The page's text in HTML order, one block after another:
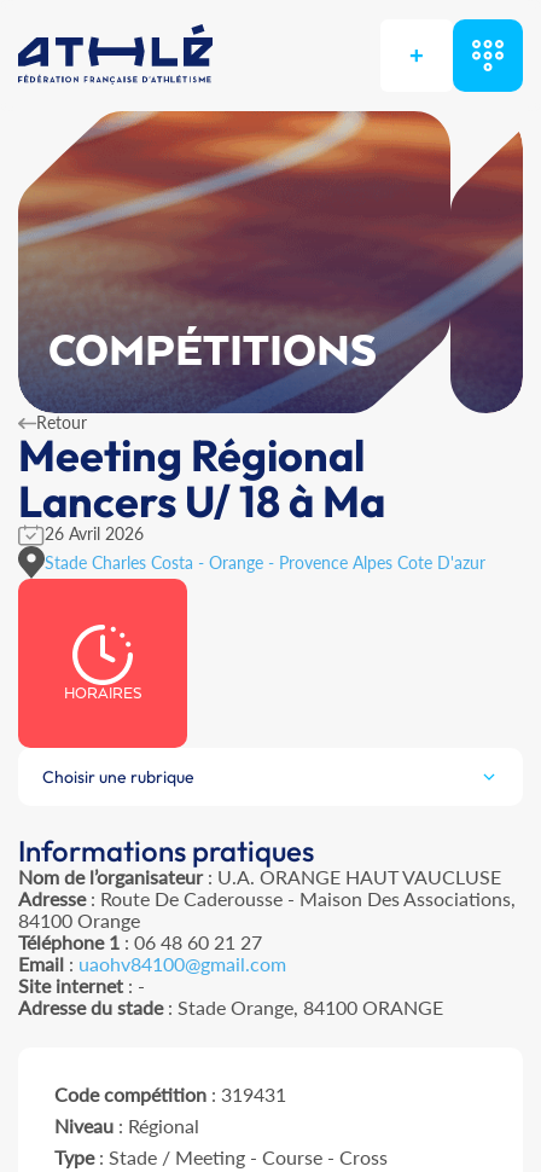
+
COMPÉTITIONS
Retour
Meeting Régional
Lancers U/ 18 à Ma
26 Avril 2026
Stade Charles Costa - Orange - Provence Alpes Cote D'azur
HORAIRES
Choisir une rubrique
Informations pratiques
Nom de l’organisateur: U.A. ORANGE HAUT VAUCLUSE
Adresse: Route De Caderousse - Maison Des Associations,
84100 Orange
Téléphone 1 : 06 48 60 21 27
Email : uaohv84100@gmail.com
Site internet : -
Adresse du stade: Stade Orange, 84100 ORANGE
Code compétition : 319431
Niveau : Régional
Type: Stade / Meeting - Course - Cross